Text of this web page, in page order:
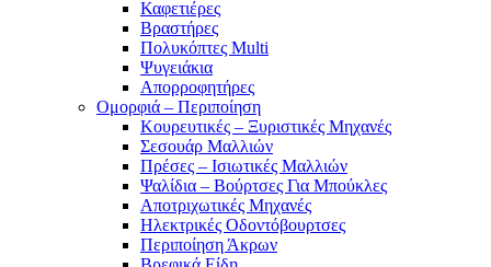
Καφετιέρες
Βραστήρες
Πολυκόπτες Multi
Ψυγειάκια
Απορροφητήρες
Ομορφιά – Περιποίηση
Κουρευτικές – Ξυριστικές Μηχανές
Σεσουάρ Μαλλιών
Πρέσες – Ισιωτικές Μαλλιών
Ψαλίδια – Βούρτσες Για Μπούκλες
Αποτριχωτικές Μηχανές
Ηλεκτρικές Οδοντόβουρτσες
Περιποίηση Άκρων